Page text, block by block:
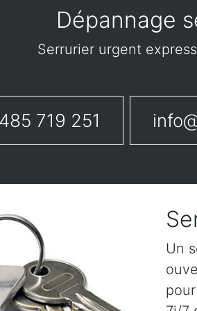
Dépannage
Serrurier urgent
719 251
Un